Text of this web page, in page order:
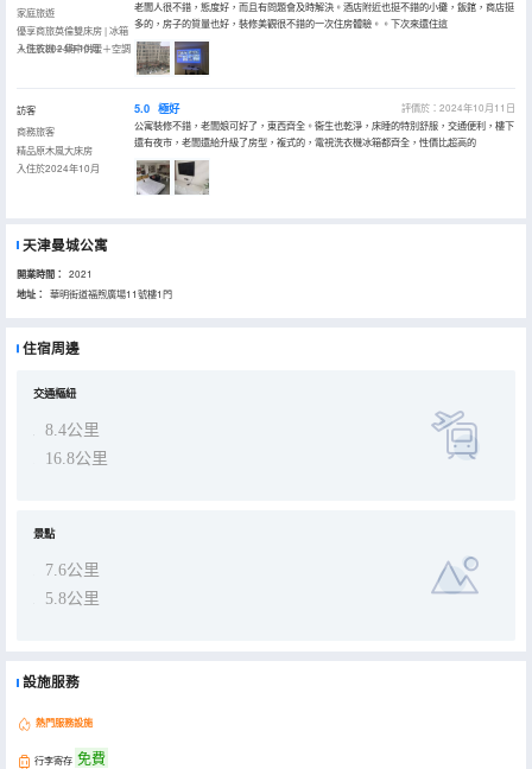
家庭旅遊
優享商旅英倫雙床房 | 冰箱
＋洗衣機＋集中供暖＋空調
入住於2024年10月
老闆人很不錯，態度好，而且有問題會及時解決。酒店附近也挺不錯的小攤，飯館，商店挺
多的，房子的質量也好，裝修美觀很不錯的一次住房體驗。。下次來還住這
訪客
商務旅客
精品原木風大床房
入住於2024年10月
5.0 極好
評價於：2024年10月11日
公寓裝修不錯，老闆娘可好了，東西齊全。衞生也乾淨，床睡的特別舒服，交通便利，樓下
還有夜市，老闆還給升級了房型，複式的，電視洗衣機冰箱都齊全，性價比超高的
天津曼城公寓
開業時間： 2021
地址： 華明街道福煦廣場11號樓1門
住宿周邊
交通樞紐
8.4公里
16.8公里
景點
7.6公里
5.8公里
設施服務
熱門服務設施
行李寄存 免費